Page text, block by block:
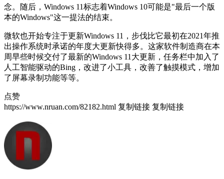
念。随后，Windows 11标志着Windows 10可能是"最后一个版
本的Windows"这一提法的结束。
微软也开始专注于更新Windows 11，步伐比它最初在2021年推
出操作系统时承诺的年度大更新快得多。这家软件制造商在本
周早些时候交付了最新的Windows 11大更新，任务栏中加入了
人工智能驱动的Bing，改进了小工具，改善了触摸模式，增加
了屏幕录制功能等等。
点赞
https://www.nruan.com/82182.html 复制链接 复制链接